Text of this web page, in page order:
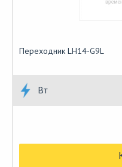
Переходник LH14-G9L
Вт